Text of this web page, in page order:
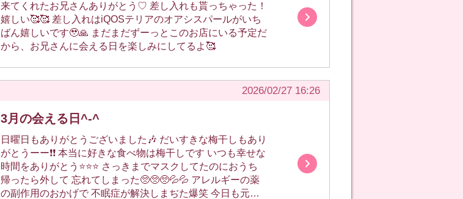
られだったね！また会えたら嬉しいな︎！
┈┈┈┈┈┈┈┈┈┈ 次回は3月！出勤の予定だします✨ あ
っという間でびっくり！3月も元気に会いましょう！！！ 姫
予約やリクエスト出勤はこちらのX(旧Twitter)にて受け付けて
おります🫶よかったらフォローお願いします！
@aki_syabon あき
来てくれたお兄さんありがとう♡ 差し入れも貰っちゃった！
嬉しい🥰🥰 差し入れはiQOSテリアのオアシスパールがいち
ばん嬉しいです🥹🙏 まだまだずーっとこのお店にいる予定だ
から、お兄さんに会える日を楽しみにしてるよ🥰
2026/02/27 16:26
3月の会える日^-^
日曜日もありがとうございました🎶 だいすきな梅干しもあり
がとうーー❗️❗️ 本当に好きな食べ物は梅干しです いつも幸せな
時間をありがとう⭐️⭐️⭐️ さっきまでマスクしてたのにおうち
帰ったら外して 忘れてしまった🥺🥺🥺💦💦 アレルギーの薬
の副作用のおかげで 不眠症が解決しまぢた爆笑 今日も元気